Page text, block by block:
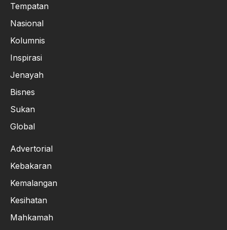
Tempatan
Nasional
Kolumnis
Inspirasi
Jenayah
Bisnes
Sukan
Global
Advertorial
Kebakaran
Kemalangan
Kesihatan
Mahkamah